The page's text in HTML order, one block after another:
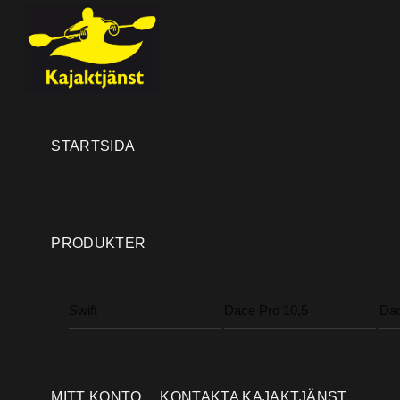
STARTSIDA
PRODUKTER
MITT KONTO KONTAKTA KAJAKTJÄNST